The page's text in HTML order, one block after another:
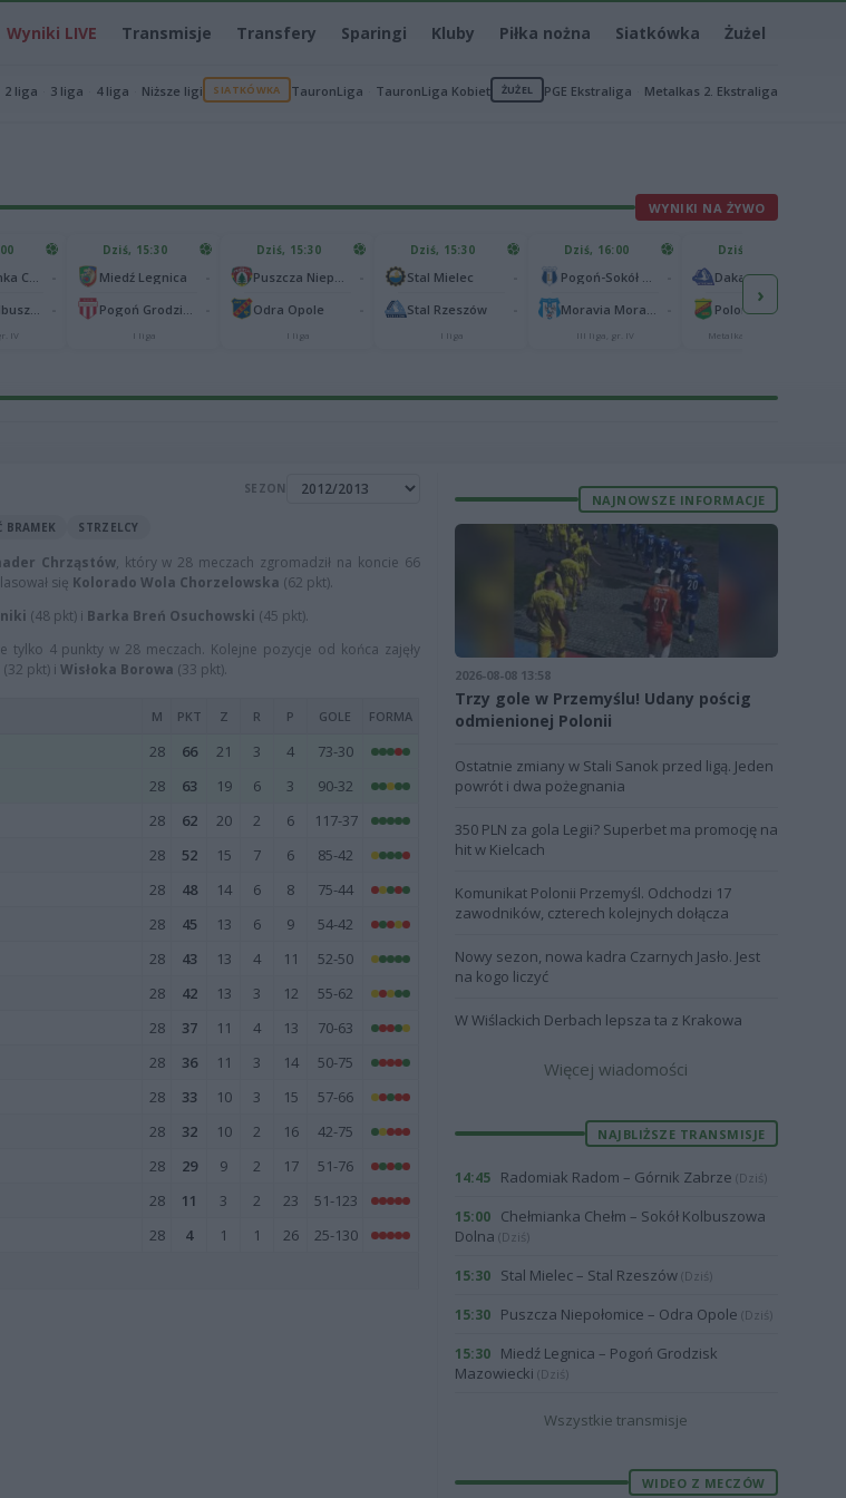
Wyniki LIVE Transmisje Transfery Sparingi Kluby Piłka nożna Siatkówka Żużel
2 liga 3 liga 4 liga Niższe ligi SIATKÓWKA TauronLiga TauronLiga Kobiet ŻUŻEL PGE Ekstraliga Metalkas 2. Ekstraliga
WYNIKI NA ŻYWO
IV
Dziś, 15:30
Miedź Legnica
I liga
Dziś, 15:30
Odra Opole
I liga
Dziś, 15:30
Stal Mielec
Stal Rzeszów
I liga
Dziś, 16:00
III liga, gr. IV
Dziś, 16:30
Polonia Piła
Metalkas 2. Ekstraliga
›
SEZON
BRAMEK STRZELCY
Chrząstów, który w 28 meczach zgromadził na koncie 66
się Kolorado Wola Chorzelowska (62 pkt).
(48 pkt) i Barka Breń Osuchowski (45 pkt).
tylko 4 punkty w 28 meczach. Kolejne pozycje od końca zajęły
(32 pkt) i Wisłoka Borowa (33 pkt).
M PKT Z R P GOLE FORMA
28 66 21 3 4 73-30
28 63 19 6 3 90-32
28 62 20 2 6 117-37
28 52 15 7 6 85-42
28 48 14 6 8 75-44
28 45 13 6 9 54-42
28 43 13 4 11 52-50
28 42 13 3 12 55-62
28 37 11 4 13 70-63
28 36 11 3 14 50-75
28 33 10 3 15 57-66
28 32 10 2 16 42-75
28 29 9 2 17 51-76
28 11 3 2 23 51-123
28 4 1 1 26 25-130
NAJNOWSZE INFORMACJE
2026-08-08 13:58
Trzy gole w Przemyślu! Udany pościg
odmienionej Polonii
Ostatnie zmiany w Stali Sanok przed ligą. Jeden
powrót i dwa pożegnania
350 PLN za gola Legii? Superbet ma promocję na
hit w Kielcach
Komunikat Polonii Przemyśl. Odchodzi 17
zawodników, czterech kolejnych dołącza
Nowy sezon, nowa kadra Czarnych Jasło. Jest
na kogo liczyć
W Wiślackich Derbach lepsza ta z Krakowa
Więcej wiadomości
NAJBLIŻSZE TRANSMISJE
14:45 Radomiak Radom – Górnik Zabrze (Dziś)
15:00
Chełmianka Chełm – Sokół Kolbuszowa
Dolna (Dziś)
15:30 Stal Mielec – Stal Rzeszów (Dziś)
15:30 Puszcza Niepołomice – Odra Opole (Dziś)
15:30
Miedź Legnica – Pogoń Grodzisk
Mazowiecki (Dziś)
Wszystkie transmisje
WIDEO Z MECZÓW